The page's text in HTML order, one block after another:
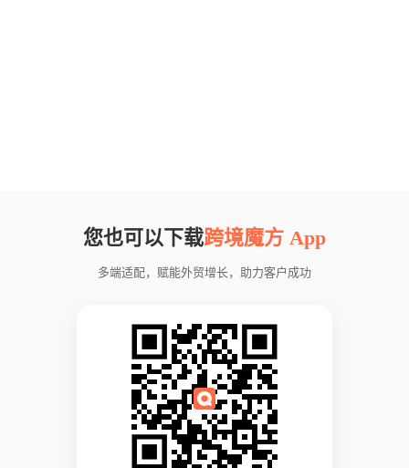
您也可以下载跨境魔方 App
多端适配，赋能外贸增长，助力客户成功